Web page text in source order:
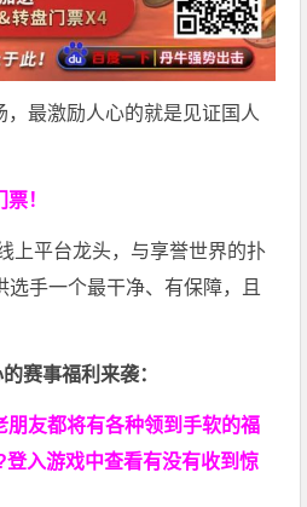
，最激励人心的就是见证国人
！
上平台龙头，与享誉世界的扑
选手一个最干净、有保障，且
赛事福利来袭：
朋友都将有各种领到手软的福
入游戏中查看有没有收到惊